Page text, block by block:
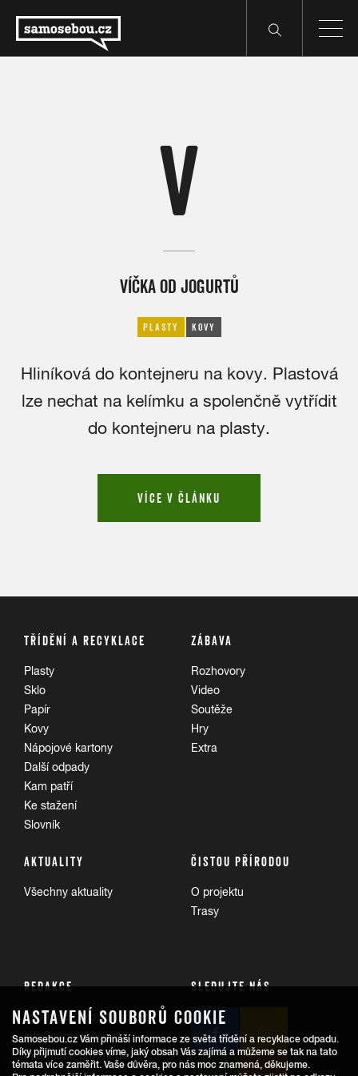
V
VÍČKA OD JOGURTŮ
PLASTY KOVY
Hliníková do kontejneru na kovy. Plastová
lze nechat na kelímku a spolenčně vytřídit
do kontejneru na plasty.
VÍCE V ČLÁNKU
TŘÍDĚNÍ A RECYKLACE
Plasty
Sklo
Papír
Kovy
Nápojové kartony
Další odpady
Kam patří
Ke stažení
Slovník
ZÁBAVA
Rozhovory
Video
Soutěže
Hry
Extra
AKTUALITY
Všechny aktuality
ČISTOU PŘÍRODOU
O projektu
Trasy
REDAKCE
Informace pro veřejnost:
info@samosebou.cz
Informace pro média
SLEDUJTE NÁS
NASTAVENÍ SOUBORŮ COOKIE
Samosebou.cz Vám přináší informace ze světa třídění a recyklace odpadu.
Díky přijmutí cookies víme, jaký obsah Vás zajímá a můžeme se tak na tato
témata více zaměřit. Vaše důvěra, pro nás moc znamená, děkujeme.